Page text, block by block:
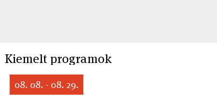
Kiemelt programok
08. 08. - 08. 29.